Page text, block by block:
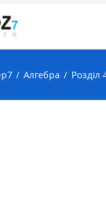
Алгебра Розділ